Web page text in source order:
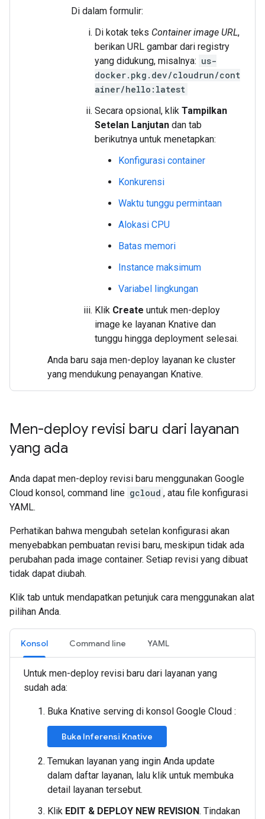
Di dalam formulir:
Di kotak teks Container image URL,
berikan URL gambar dari registry
yang didukung, misalnya: us-
docker.pkg.dev/cloudrun/cont
ainer/hello:latest
Secara opsional, klik Tampilkan
Setelan Lanjutan dan tab
berikutnya untuk menetapkan:
Konfigurasi container
Konkurensi
Waktu tunggu permintaan
Alokasi CPU
Batas memori
Instance maksimum
Variabel lingkungan
Klik Create untuk men-deploy
image ke layanan Knative dan
tunggu hingga deployment selesai.
Anda baru saja men-deploy layanan ke cluster
yang mendukung penayangan Knative.
Men-deploy revisi baru dari layanan
yang ada
Anda dapat men-deploy revisi baru menggunakan Google
Cloud konsol, command line gcloud , atau file konfigurasi
YAML.
Perhatikan bahwa mengubah setelan konfigurasi akan
menyebabkan pembuatan revisi baru, meskipun tidak ada
perubahan pada image container. Setiap revisi yang dibuat
tidak dapat diubah.
Klik tab untuk mendapatkan petunjuk cara menggunakan alat
pilihan Anda.
Konsol Command line YAML
Untuk men-deploy revisi baru dari layanan yang
sudah ada:
Buka Knative serving di konsol Google Cloud :
Buka Inferensi Knative
Temukan layanan yang ingin Anda update
dalam daftar layanan, lalu klik untuk membuka
detail layanan tersebut.
Klik EDIT & DEPLOY NEW REVISION. Tindakan